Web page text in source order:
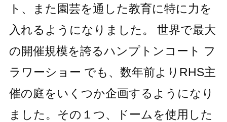
ト、また園芸を通した教育に特に力を
入れるようになりました。 世界で最大
の開催規模を誇るハンプトンコート フ
ラワーショー でも、数年前よりRHS主
催の庭をいくつか企画するようになり
ました。その１つ、ドームを使用した